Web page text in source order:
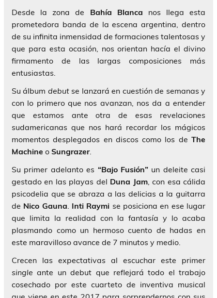
Desde la zona de Bahía Blanca nos llega esta
prometedora banda de la escena argentina, dentro
de su infinita inmensidad de formaciones talentosas y
que para esta ocasión, nos orientan hacía el divino
firmamento de las largas composiciones más
entusiastas.
Su álbum debutse lanzará en cuestión de semanas y
con lo primero que nos avanzan, nos da a entender
que estamos ante otra de esas revelaciones
sudamericanas que nos hará recordar los mágicos
momentos desplegados en discos como los de The
Machine o Sungrazer.
Su primer adelanto es “Bajo Fusión”un deleite casi
gestado en las playas del Duna Jam, con esa cálida
psicodelia que se abraza a las delicias a la guitarra
de Nico Gauna Inti Raymi se posiciona en ese lugar
que limita la realidad con la fantasía y lo acaba
plasmando como un hermoso cuento de hadas en
este maravilloso avance de 7 minutos y medio.
Crecen las expectativas al escuchar este primer
single ante un debut que reflejará todo el trabajo
cosechado por este cuarteto de inventiva musical